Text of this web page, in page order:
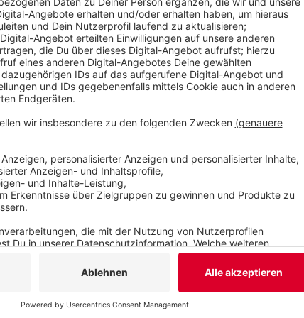
Stadt je erworben habe, liege aber weiter brach.
Bauarbeiten in der Elberfelder Innenstadt zu
Veröffentlicht:Mittwoch, 22.11.2023 16:12
Anzeige